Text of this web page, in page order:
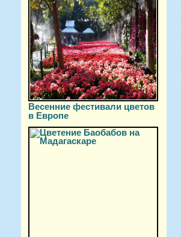
Весенние фестивали цветов
в Европе